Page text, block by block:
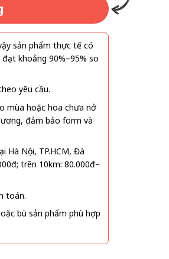
sản phẩm thực tế có
đạt khoảng 90%–95% so
yêu cầu.
mùa hoặc hoa chưa nở
đảm bảo form và
Hà Nội, TP.HCM, Đà
trên 10km: 80.000đ–
toán.
bù sản phẩm phù hợp